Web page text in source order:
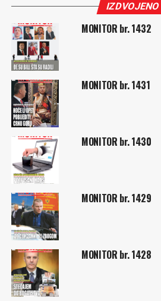
IZDVOJENO
MONITOR br. 1432
MONITOR br. 1431
MONITOR br. 1430
MONITOR br. 1429
MONITOR br. 1428